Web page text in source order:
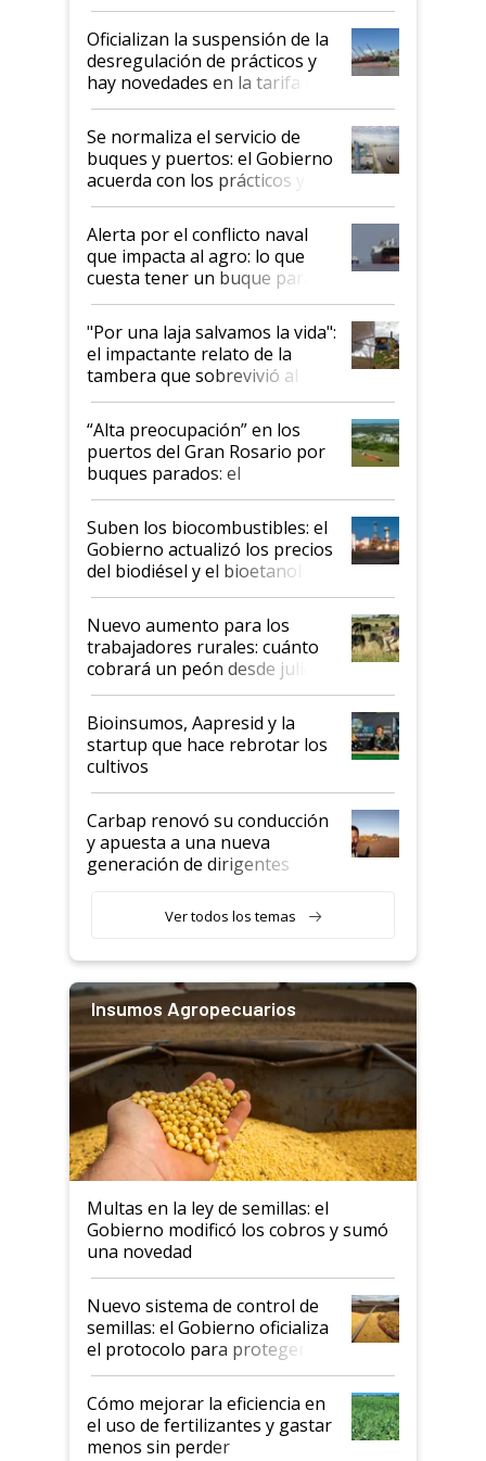
Oficializan la suspensión de la
desregulación de prácticos y
hay novedades en la tarifa de
la hidrovía
Se normaliza el servicio de
buques y puertos: el Gobierno
acuerda con los prácticos y
suspende el decreto de
desregulación
Alerta por el conflicto naval
que impacta al agro: lo que
cuesta tener un buque parado
y el peligro de que Argentina
pase a ser "país sucio"
"Por una laja salvamos la vida":
el impactante relato de la
tambera que sobrevivió al
tornado
“Alta preocupación” en los
puertos del Gran Rosario por
buques parados: el
funcionamiento de las
exportadoras en tensión tras
la medida de fuerza de los
prácticos
Suben los biocombustibles: el
Gobierno actualizó los precios
del biodiésel y el bioetanol
Nuevo aumento para los
trabajadores rurales: cuánto
cobrará un peón desde julio
Bioinsumos, Aapresid y la
startup que hace rebrotar los
cultivos
Carbap renovó su conducción
y apuesta a una nueva
generación de dirigentes
Ver todos los temas
Insumos Agropecuarios
Multas en la ley de semillas: el
Gobierno modificó los cobros y sumó
una novedad
Nuevo sistema de control de
semillas: el Gobierno oficializa
el protocolo para proteger la
propiedad intelectual
Cómo mejorar la eficiencia en
el uso de fertilizantes y gastar
menos sin perder